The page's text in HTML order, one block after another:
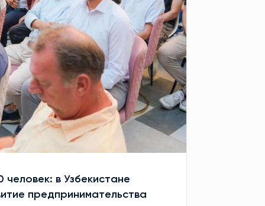
человек: в Узбекистане
предпринимательства